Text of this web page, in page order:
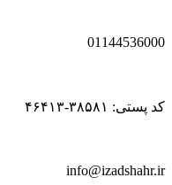
01144536000
کد پستی: ۳۸۵۸۱-۴۶۴۱۳
info@izadshahr.ir